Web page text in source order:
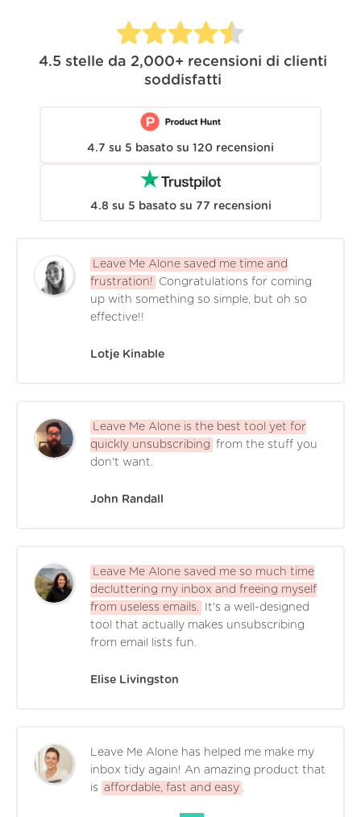
4.5 stelle da 2,000+ recensioni di clienti
soddisfatti
4.7 su 5 basato su 120 recensioni
4.8 su 5 basato su 77 recensioni
Leave Me Alone saved me time and
frustration!
Congratulations for coming
up with something so simple, but oh so
effective!!
Lotje Kinable
Leave Me Alone is the best tool yet for
quickly unsubscribing from the stuff you
don't want.
John Randall
Leave Me Alone saved me so much time
decluttering my inbox and freeing myself
from useless emails.
It's a well-designed
tool that actually makes unsubscribing
from email lists fun.
Elise Livingston
Leave Me Alone has helped me make my
inbox tidy again! An amazing product that
is affordable, fast and easy .